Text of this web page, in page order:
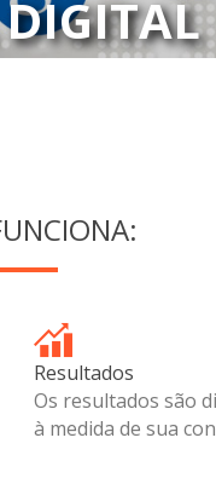
Resultados
Os resultados são
à medida de sua